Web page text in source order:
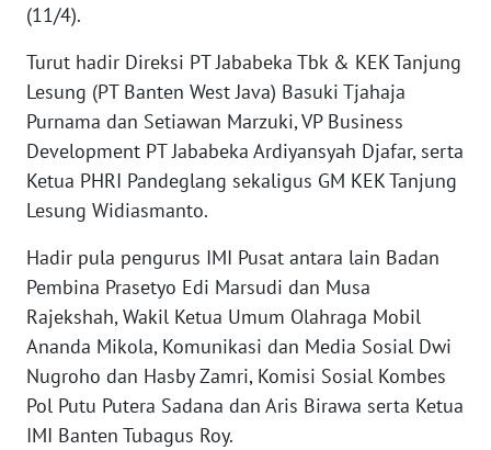
(11/4).
Turut hadir Direksi PT Jababeka Tbk & KEK Tanjung
Lesung (PT Banten West Java) Basuki Tjahaja
Purnama dan Setiawan Marzuki, VP Business
Development PT Jababeka Ardiyansyah Djafar, serta
Ketua PHRI Pandeglang sekaligus GM KEK Tanjung
Lesung Widiasmanto.
Hadir pula pengurus IMI Pusat antara lain Badan
Pembina Prasetyo Edi Marsudi dan Musa
Rajekshah, Wakil Ketua Umum Olahraga Mobil
Ananda Mikola, Komunikasi dan Media Sosial Dwi
Nugroho dan Hasby Zamri, Komisi Sosial Kombes
Pol Putu Putera Sadana dan Aris Birawa serta Ketua
IMI Banten Tubagus Roy.
WN
WN
PAPUA
BARAT
WN
WN
SERAMBI
WN
JAMBI